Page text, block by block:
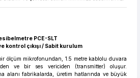
PCE-SLT
ve kontrol çıkışı / Sabit kurulum
ölçüm mikrofonundan, 1.5 metre kablolu duvara
ve bir ses vericiden (transmitter) oluşur.
alanı fabrikalarda, üretim hatlarında ve büyük